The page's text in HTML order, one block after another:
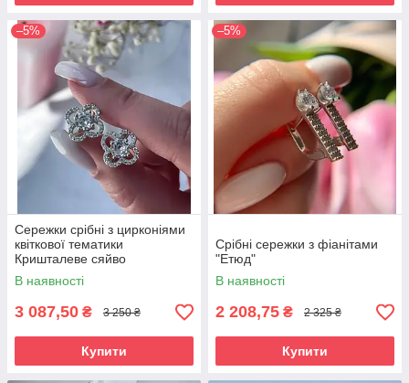
–5%
Сережки срібні з цирконіями
квіткової тематики
Кришталеве сяйво
В наявності
3 087,50 ₴ 3 250 ₴
Купити
–5%
Срібні сережки з фіанітами
"Етюд"
В наявності
2 208,75 ₴ 2 325 ₴
Купити